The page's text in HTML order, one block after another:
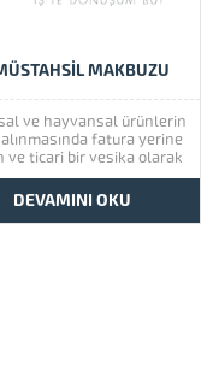
MAKBUZU
ve hayvansal ürünlerin
fatura yerine
ve ticari bir vesika olarak
kâğıt müstahsil
ile aynı hukuki
sahip elektronik bir
E-Arşiv alt yapısıyla
DEVAMINI OKU